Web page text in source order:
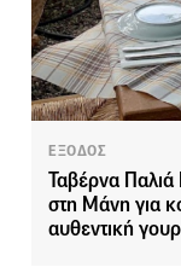
ΕΞΟΔΟΣ
Ταβέρνα
στη Μάνη για
αυθεντική